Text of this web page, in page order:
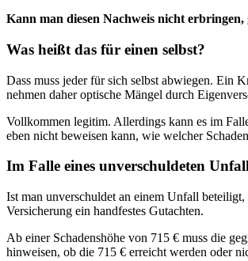
Kann man diesen Nachweis nicht
Was heißt das für einen selbst?
Dass muss jeder für sich selbst abwiegen. Ein
nehmen daher optische Mängel durch
Vollkommen legitim. Allerdings kann es im
eben nicht beweisen kann, wie welcher
Im Falle eines unverschuldeten
Ist man unverschuldet an einem Unfall
Versicherung ein handfestes Gutachten.
Ab einer Schadenshöhe von 715 € muss die
hinweisen, ob die 715 € erreicht werden oder